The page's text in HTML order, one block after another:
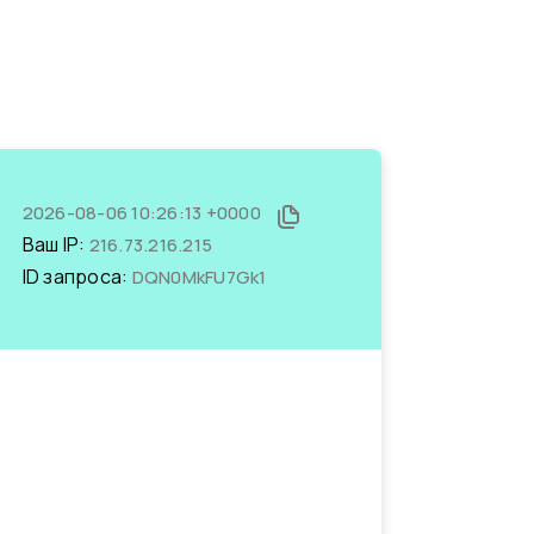
2026-08-06 10:26:13 +0000
Ваш IP: 216.73.216.215
ID запроса: DQN0MkFU7Gk1